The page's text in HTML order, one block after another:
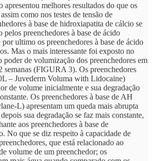
apresentou melhores resultados do que os
como nos testes de tensão de
à base de hidroxiapatita de cálcio se
pelos preenchedores à base de ácido
ultimo os preenchedores à base de ácido
Mas o mais interessante foi exposto no
poder de volumização dos preenchedores em
semanas (FIGURA 3). Os preenchedores
– Juvederm Voluma with Lidocaine)
de volume inicialmente e sua degradação
Os preenchedores à base de AH
L) apresentam um queda mais abrupta
sua degradação se faz mais constante,
aos preenchedores à base de
No que se diz respeito à capacidade de
que está relacionado ao
volume de um preenchedor; os